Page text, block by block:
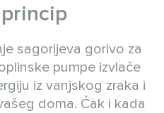
sagorijeva gorivo za
pumpe izvlače
iz vanjskog zraka i
doma. Čak i kada